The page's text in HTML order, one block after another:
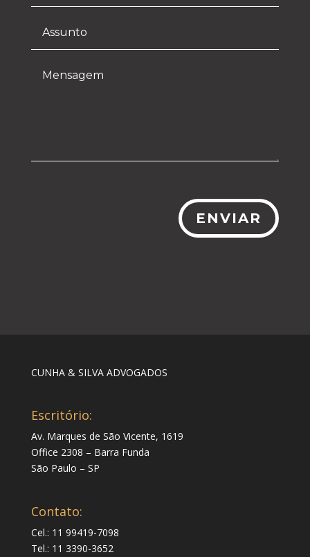
ENVIAR
CUNHA & SILVA ADVOGADOS
Escritório:
Av. Marques de São Vicente, 1619
Office 2308 – Barra Funda
São Paulo – SP
Contato:
Cel.: 11 99419-7098
Tel.: 11 3390-3652